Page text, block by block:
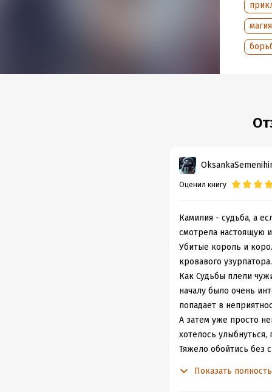
Но
если
шанса
Объем:
Дата
Оценил книгу
Камилия - судьба, а
смотрела настоящую
Убитые король и
кровавого
Как Судьбы плели
началу было очень
попадает в
А затем уже просто
хотелось
Тяжело обойтись без
Показать